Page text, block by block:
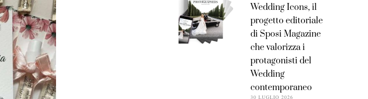
Wedding Icons, il
progetto editoriale
di Sposi Magazine
che valorizza i
protagonisti del
Wedding
contemporaneo
30 LUGLIO 2026